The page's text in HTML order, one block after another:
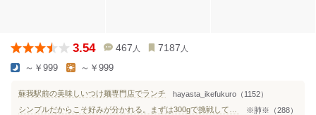
3.54 467 人 7187 人
～￥999 ～￥999
蘇我駅前の美味しいつけ麺専門店でランチ
hayasta_ikefukuro（1152）
※肺※（288）